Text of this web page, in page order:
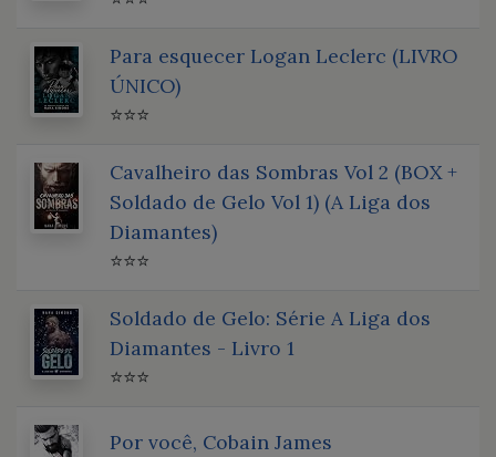
Para esquecer Logan Leclerc (LIVRO
ÚNICO)
⭐⭐⭐
Cavalheiro das Sombras Vol 2 (BOX +
Soldado de Gelo Vol 1) (A Liga dos
Diamantes)
⭐⭐⭐
Soldado de Gelo: Série A Liga dos
Diamantes - Livro 1
⭐⭐⭐
Por você, Cobain James